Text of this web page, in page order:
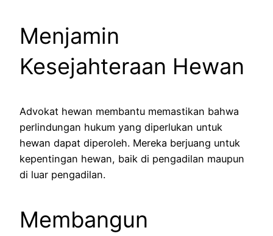
Menjamin
Kesejahteraan Hewan
Advokat hewan membantu memastikan bahwa
perlindungan hukum yang diperlukan untuk
hewan dapat diperoleh. Mereka berjuang untuk
kepentingan hewan, baik di pengadilan maupun
di luar pengadilan.
Membangun